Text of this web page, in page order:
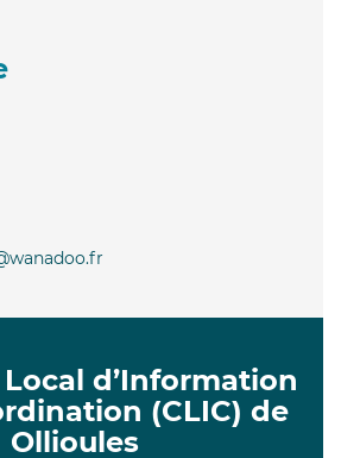
d’Information
(CLIC) de
Ollioules